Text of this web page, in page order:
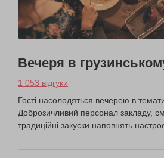
Вечеря в
1 053 відгуки
Гості насолодяться вечерею в
Доброзичливий персонал закладу,
традиційні закуски наповнять